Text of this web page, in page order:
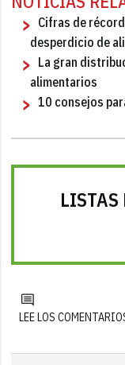
Cifras de
desperdicio de
La gran
alimentarios
10 consejos
LISTAS
LEE LOS